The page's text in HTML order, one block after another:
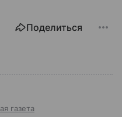
Поделиться
газета